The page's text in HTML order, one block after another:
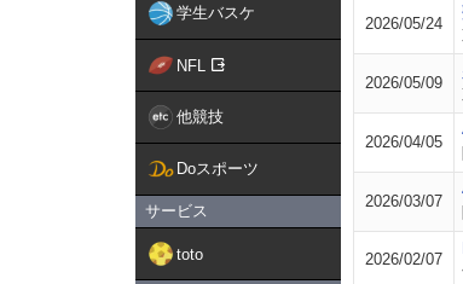
学生バスケ
NFL
他競技
Doスポーツ
サービス
toto
2026/05/24
2026/05/09
2026/04/05
2026/03/07
2026/02/07